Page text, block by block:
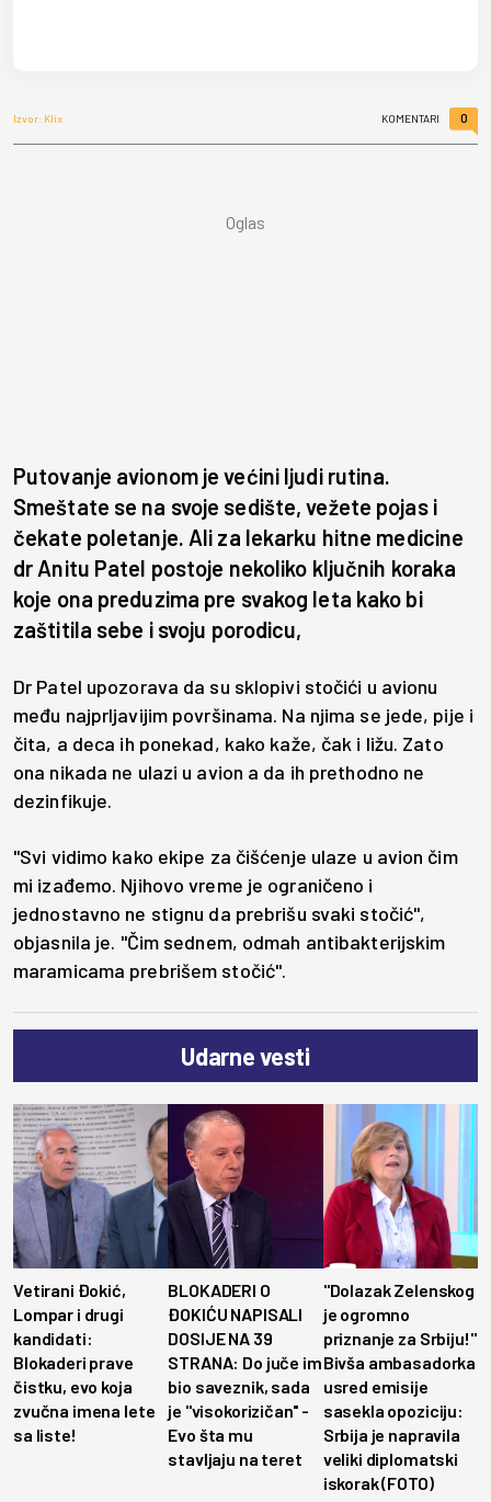
Izvor: Klix KOMENTARI 0
Putovanje avionom je većini ljudi rutina.
Smeštate se na svoje sedište, vežete pojas i
čekate poletanje. Ali za lekarku hitne medicine
dr Anitu Patel postoje nekoliko ključnih koraka
koje ona preduzima pre svakog leta kako bi
zaštitila sebe i svoju porodicu,
Dr Patel upozorava da su sklopivi stočići u avionu
među najprljavijim površinama. Na njima se jede, pije i
čita, a deca ih ponekad, kako kaže, čak i ližu. Zato
ona nikada ne ulazi u avion a da ih prethodno ne
dezinfikuje.
"Svi vidimo kako ekipe za čišćenje ulaze u avion čim
mi izađemo. Njihovo vreme je ograničeno i
jednostavno ne stignu da prebrišu svaki stočić",
objasnila je. "Čim sednem, odmah antibakterijskim
maramicama prebrišem stočić".
Udarne vesti
Vetirani Đokić,
Lompar i drugi
kandidati:
Blokaderi prave
čistku, evo koja
zvučna imena lete
sa liste!
BLOKADERI O
ĐOKIĆU NAPISALI
DOSIJE NA 39
STRANA: Do juče im
bio saveznik, sada
je ''visokorizičan'' -
Evo šta mu
stavljaju na teret
"Dolazak Zelenskog
je ogromno
priznanje za Srbiju!"
Bivša ambasadorka
usred emisije
sasekla opoziciju:
Srbija je napravila
veliki diplomatski
iskorak (FOTO)